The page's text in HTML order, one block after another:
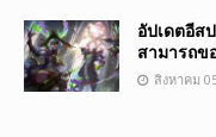
อัปเดตอีส
สามารถข
สิงหาคม